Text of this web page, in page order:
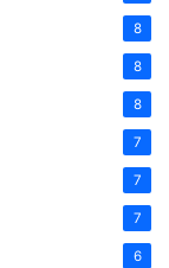
8
8
8
7
7
7
6